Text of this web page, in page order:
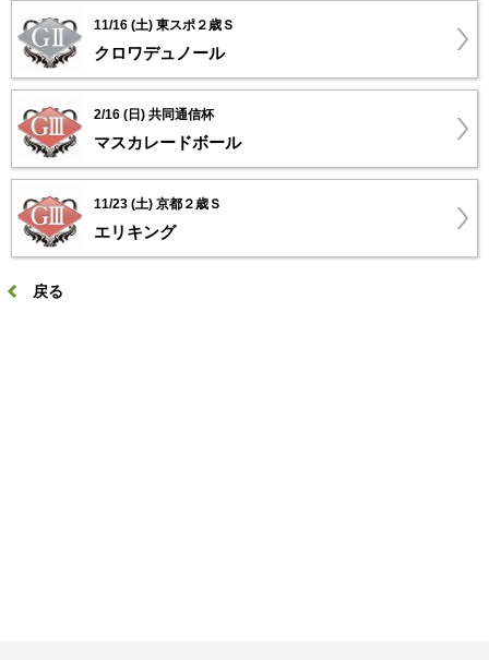
11/16 (土) 東スポ２歳Ｓ
クロワデュノール
2/16 (日) 共同通信杯
マスカレードボール
11/23 (土) 京都２歳Ｓ
エリキング
戻る